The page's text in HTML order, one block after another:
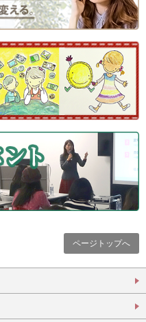
ページトップへ